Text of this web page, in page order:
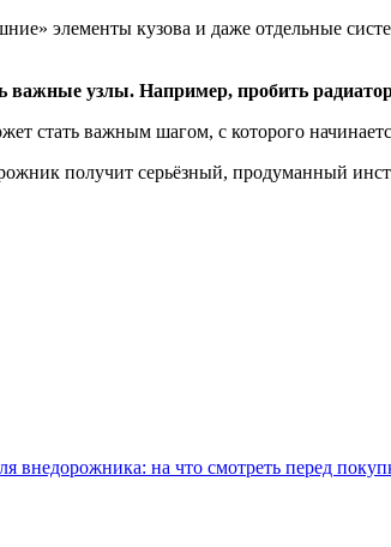
элементы кузова и даже отдельные
узлы. Например, пробить
стать важным шагом, с которого
получит серьёзный, продуманный
внедорожника: на что смотреть перед